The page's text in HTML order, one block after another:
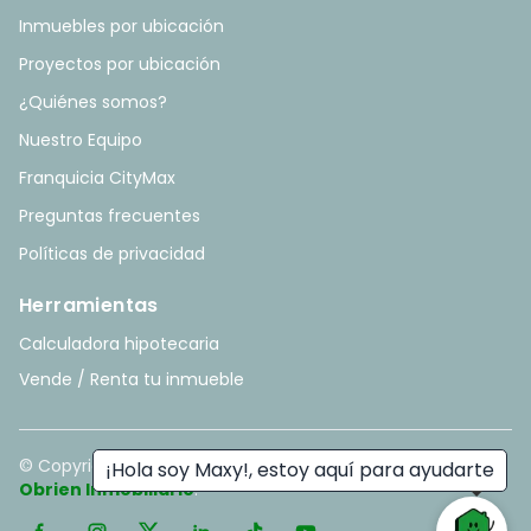
¡Hola soy Maxy!, estoy aquí para ayudarte
Inmuebles por ubicación
Proyectos por ubicación
¿Quiénes somos?
Nuestro Equipo
Franquicia CityMax
Preguntas frecuentes
Políticas de privacidad
Herramientas
Calculadora hipotecaria
Vende / Renta tu inmueble
© Copyright2026. All rights reserved. - Hecho con ❤️ por
Obrien Inmobiliario.